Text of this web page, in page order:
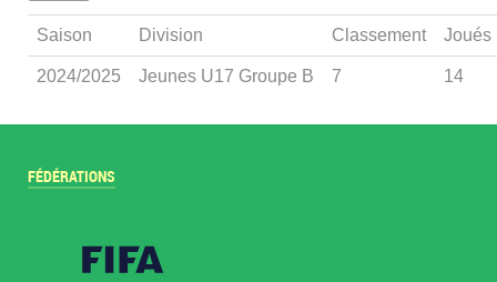
Saison Division Classement Joués
2024/2025 Jeunes U17 Groupe B 7 14
FÉDÉRATIONS